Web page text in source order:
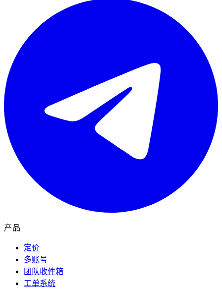
产品
定价
多账号
团队收件箱
工单系统